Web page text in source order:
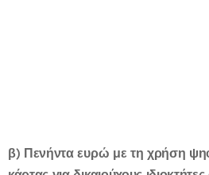
β) Πενήντα ευρώ με τη χρήση